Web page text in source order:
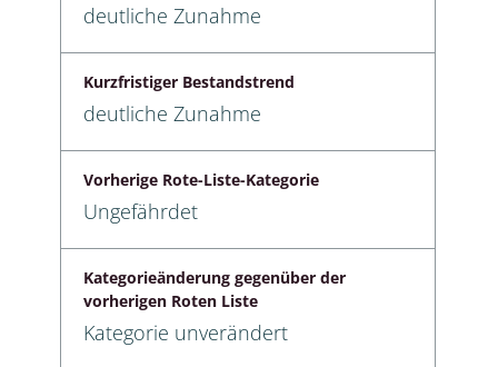
deutliche Zunahme
Kurzfristiger Bestandstrend
deutliche Zunahme
Vorherige Rote-Liste-Kategorie
Ungefährdet
Kategorieänderung gegenüber der
vorherigen Roten Liste
Kategorie unverändert